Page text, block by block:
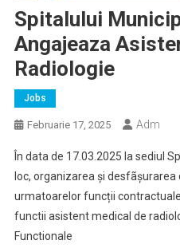
Spitalului
Angajeaza
Radiologie
Jobs
Februarie 17, 2025 Adm
În data de 17.03.2025 la sediul
loc, organizarea şi
urmatoarelor funcții
functii asistent medical de
Functionale